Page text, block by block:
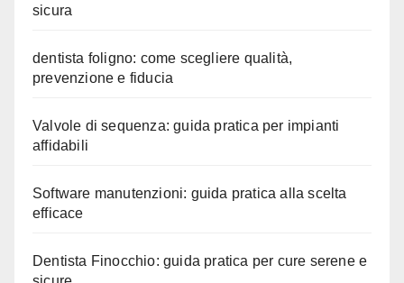
sicura
dentista foligno: come scegliere qualità,
prevenzione e fiducia
Valvole di sequenza: guida pratica per impianti
affidabili
Software manutenzioni: guida pratica alla scelta
efficace
Dentista Finocchio: guida pratica per cure serene e